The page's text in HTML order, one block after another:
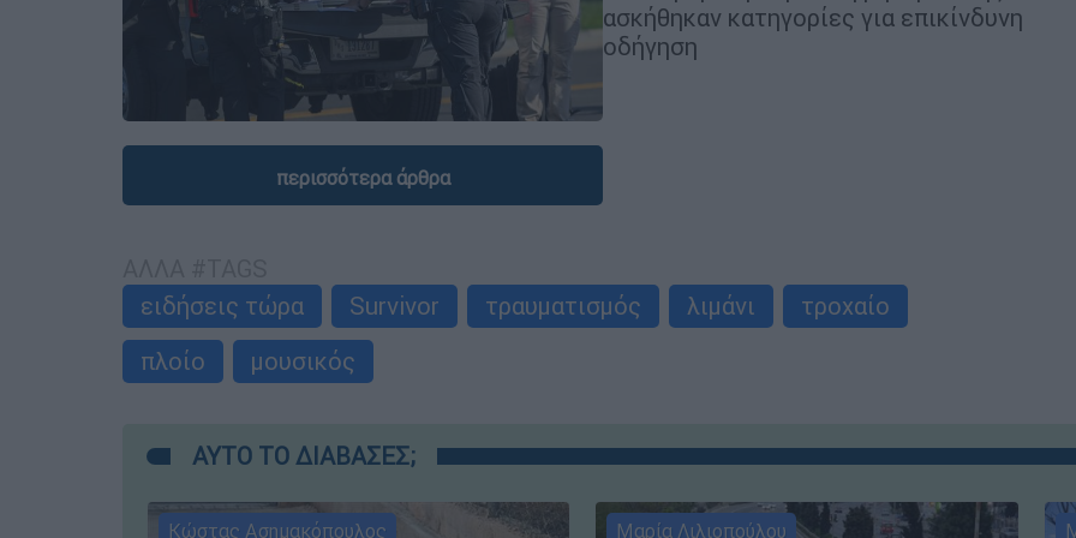
ασκήθηκαν κατηγορίες για επικίνδυνη
οδήγηση
περισσότερα άρθρα
ειδήσεις τώρα
Survivor τραυματισμός λιμάνι
τροχαίο
πλοίο
μουσικός
ΑΥΤΟ ΤΟ ΔΙΑΒΑΣΕΣ;
Κώστας Ασημακόπουλος Μαρία Λιλιοπούλου